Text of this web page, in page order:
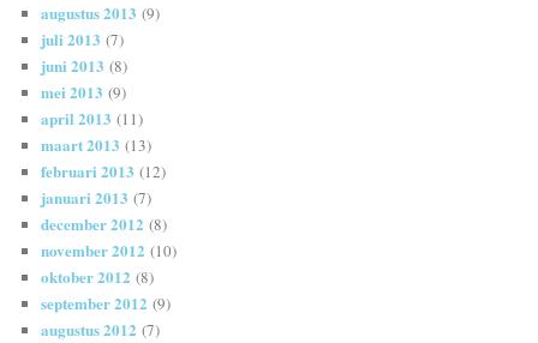
augustus 2013 (9)
juli 2013 (7)
juni 2013 (8)
mei 2013 (9)
april 2013 (11)
maart 2013 (13)
februari 2013 (12)
januari 2013 (7)
december 2012 (8)
november 2012 (10)
oktober 2012 (8)
september 2012 (9)
augustus 2012 (7)